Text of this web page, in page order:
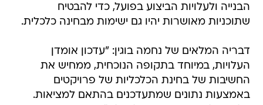
הבנייה ולעלויות הביצוע בפועל, כדי להבטיח
שתוכניות מאושרות יהיו גם ישימות מבחינה כלכלית.
דבריה המלאים של נחמה בוגין: "עדכון אומדן
העלויות, במיוחד בתקופה הנוכחית, ממחיש את
החשיבות של בחינת הכלכליות של פרויקטים
באמצעות נתונים שמתעדכנים בהתאם למציאות.